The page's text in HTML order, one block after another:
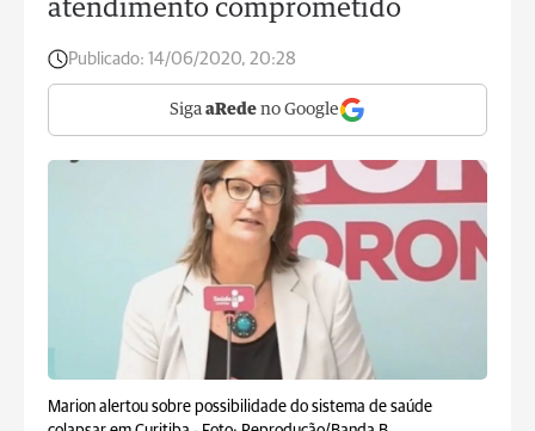
atendimento comprometido
Publicado: 14/06/2020, 20:28
Siga aRede no Google
Marion alertou sobre possibilidade do sistema de saúde